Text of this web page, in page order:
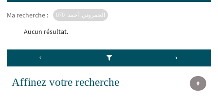
Ma recherche : الحمروني, أحمد. 070
Aucun résultat.
Affinez votre recherche